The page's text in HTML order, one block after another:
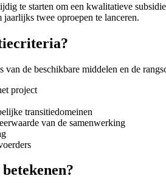
te starten om een kwalitatieve
jaarlijks twee oproepen te lanceren.
van de beschikbare middelen en de
project
transitiedomeinen
van de samenwerking